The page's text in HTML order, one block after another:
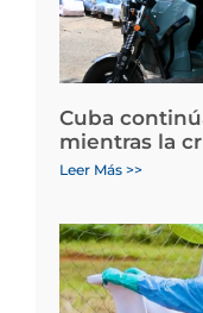
Cuba
mientras la
Leer Más >>